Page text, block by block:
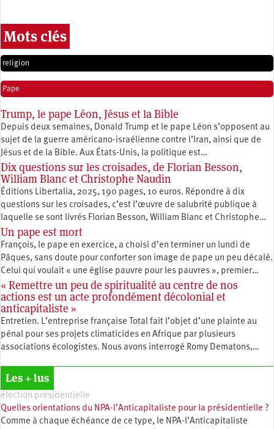
Mots clés
religion
Pape
Trump, le pape Léon, Jésus et la Bible
Depuis deux semaines, Donald Trump et le pape Léon s’opposent au
sujet de la guerre américano-israélienne contre l’Iran, ainsi que de
Jésus et de la Bible. Aux États-Unis, la politique est…
Dix questions sur les croisades, de Florian Besson,
William Blanc et Christophe Naudin
Éditions Libertalia, 2025, 190 pages, 10 euros. Répondre à dix
questions sur les croisades, c’est l’œuvre de salubrité publique à
laquelle se sont livrés Florian Besson, William Blanc et Christophe…
Un pape est mort
François, le pape en exercice, a choisi d’en terminer un lundi de
Pâques, sans doute pour conforter son image de pape un peu décalé.
Celui qui voulait « une église pauvre pour les pauvres », premier…
« Remettre un peu de spiritualité au centre de nos
actions est un acte profondément décolonial et
anticapitaliste »
Entretien. L’entreprise française Total fait l’objet d’une plainte au
pénal pour ses projets climaticides en Afrique par plusieurs
associations écologistes. Nous avons interrogé Romy Dematons,…
Les + lus
élection présidentielle
Quelles orientations du NPA-l’Anticapitaliste pour la présidentielle ?
Comme à chaque échéance de ce type, le NPA-l’Anticapitaliste